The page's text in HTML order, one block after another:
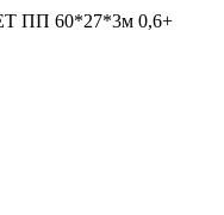
ПП 60*27*3м 0,6+